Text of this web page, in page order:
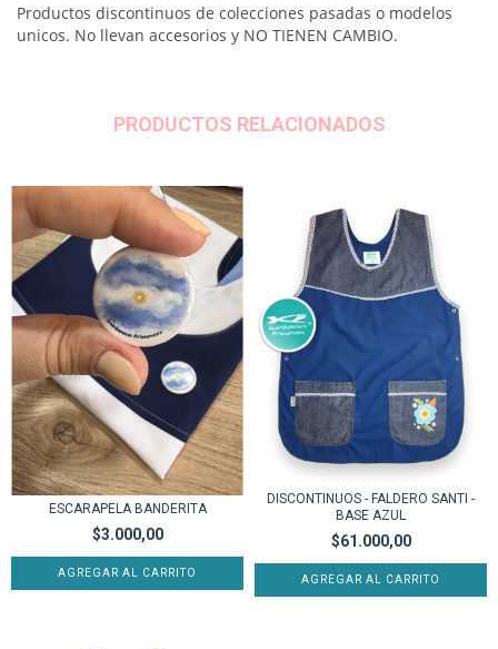
Productos discontinuos de colecciones pasadas o modelos
unicos. No llevan accesorios y NO TIENEN CAMBIO.
PRODUCTOS RELACIONADOS
ESCARAPELA BANDERITA
$3.000,00
DISCONTINUOS - FALDERO SANTI -
BASE AZUL
$61.000,00
AGREGAR AL CARRITO